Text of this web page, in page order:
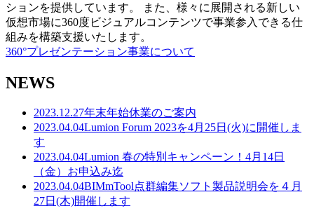
ションを提供しています。 また、様々に展開される新しい
仮想市場に360度ビジュアルコンテンツで事業参入できる仕
組みを構築支援いたします。
360°プレゼンテーション事業について
NEWS
2023.12.27年末年始休業のご案内
2023.04.04Lumion Forum 2023を4月25日(火)に開催しま
す
2023.04.04Lumion 春の特別キャンペーン！4月14日
（金）お申込み迄
2023.04.04BIMmTool点群編集ソフト製品説明会を４月
27日(木)開催します